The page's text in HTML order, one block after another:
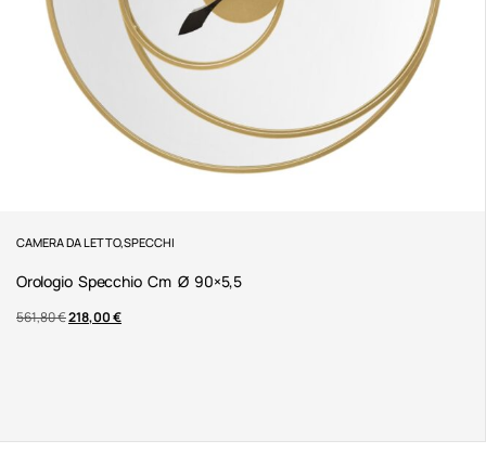
CAMERA DA LETTO,SPECCHI
Orologio Specchio Cm Ø 90×5,5
561,80€218,00€